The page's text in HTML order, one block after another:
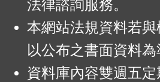
法律諮詢服務。
本網站法規資料若
以公布之書面資料為
資料庫內容雙週五